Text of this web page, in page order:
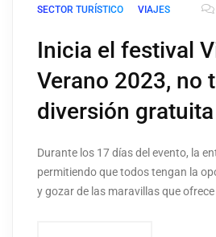
SECTOR TURÍSTICO VIAJES
Inicia el festival
Verano 2023, no
diversión
Durante los 17 días del evento, la
permitiendo que todos tengan la
y gozar de las maravillas que ofrece